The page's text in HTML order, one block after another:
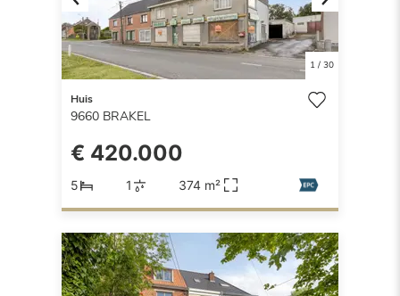
Previous Next
1/ 30
Huis
9660 BRAKEL
€ 420.000
5 1 374 m²